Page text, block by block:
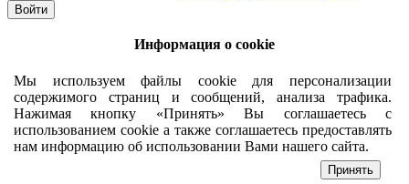
Информация о cookie
Мы используем файлы cookie для персонализации
содержимого страниц и сообщений, анализа трафика.
Нажимая кнопку «Принять» Вы соглашаетесь с
использованием cookie а также соглашаетесь предоставлять
нам информацию об использовании Вами нашего сайта.
Принять